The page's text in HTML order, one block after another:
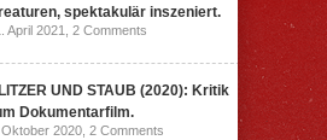
spektakulär inszeniert.
April 2021, 2 Comments
UND STAUB (2020): Kritik
Dokumentarfilm.
2020, 2 Comments